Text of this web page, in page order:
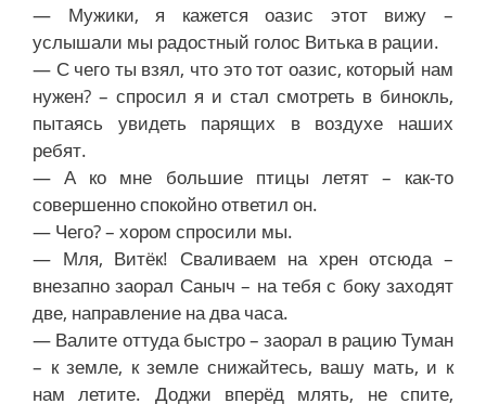
— Мужики, я кажется оазис этот вижу –
услышали мы радостный голос Витька в рации.
— С чего ты взял, что это тот оазис, который нам
нужен? – спросил я и стал смотреть в бинокль,
пытаясь увидеть парящих в воздухе наших
ребят.
— А ко мне большие птицы летят – как-то
совершенно спокойно ответил он.
— Чего? – хором спросили мы.
— Мля, Витёк! Сваливаем на хрен отсюда –
внезапно заорал Саныч – на тебя с боку заходят
две, направление на два часа.
— Валите оттуда быстро – заорал в рацию Туман
– к земле, к земле снижайтесь, вашу мать, и к
нам летите. Доджи вперёд млять, не спите,